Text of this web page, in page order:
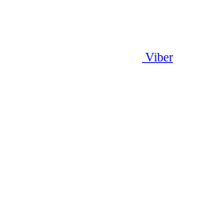
Viber